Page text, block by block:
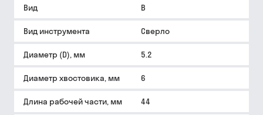
Вид B
Вид инструмента Сверло
Диаметр (D), мм 5.2
Диаметр хвостовика, мм 6
Длина рабочей части, мм 44